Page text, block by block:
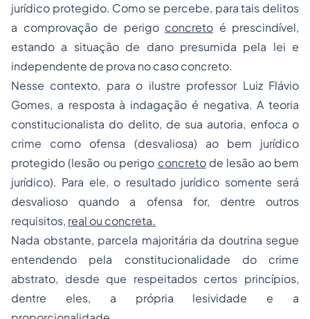
jurídico protegido. Como se percebe, para tais delitos
a comprovação de perigo concreto é prescindível,
estando a situação de dano presumida pela lei e
independente de prova no caso concreto.
Nesse contexto, para o ilustre professor Luiz Flávio
Gomes, a resposta à indagação é negativa. A teoria
constitucionalista do delito, de sua autoria, enfoca o
crime como ofensa (desvaliosa) ao bem jurídico
protegido (lesão ou perigo concretode lesão ao bem
jurídico). Para ele, o resultado jurídico somente será
desvalioso quando a ofensa for, dentre outros
requisitos, real ou concreta.
Nada obstante, parcela majoritária da doutrina segue
entendendo pela constitucionalidade do crime
abstrato, desde que respeitados certos princípios,
dentre eles, a própria lesividade e a